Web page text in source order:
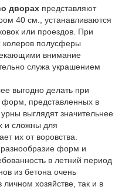
дворах представляют
40 см., устанавливаются
или проездов. При
колеров полусферы
внимание
служа украшением
выгодно делать при
представленных в
выглядят значительнее
и сложны для
их от воровства.
форм и
в летний период
из бетона очень
хозяйстве, так и в